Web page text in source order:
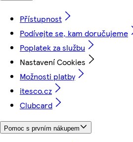
Přístupnost
Podívejte se, kam doručujeme
Poplatek za službu
Nastavení Cookies
Možnosti platby
itesco.cz
Clubcard
Pomoc s prvním nákupem